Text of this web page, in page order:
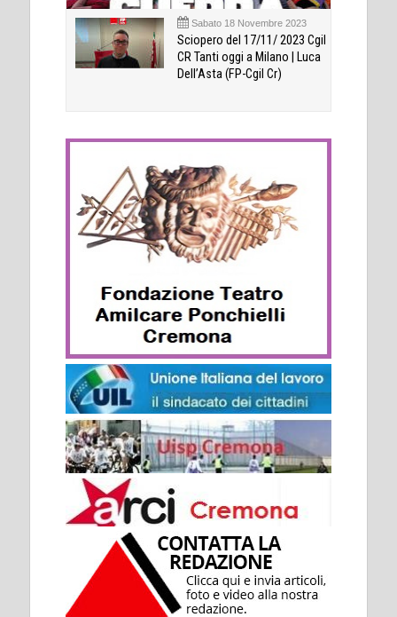
Sabato 18 Novembre 2023
Sciopero del 17/11/ 2023 Cgil
CR Tanti oggi a Milano | Luca
Dell’Asta (FP-Cgil Cr)